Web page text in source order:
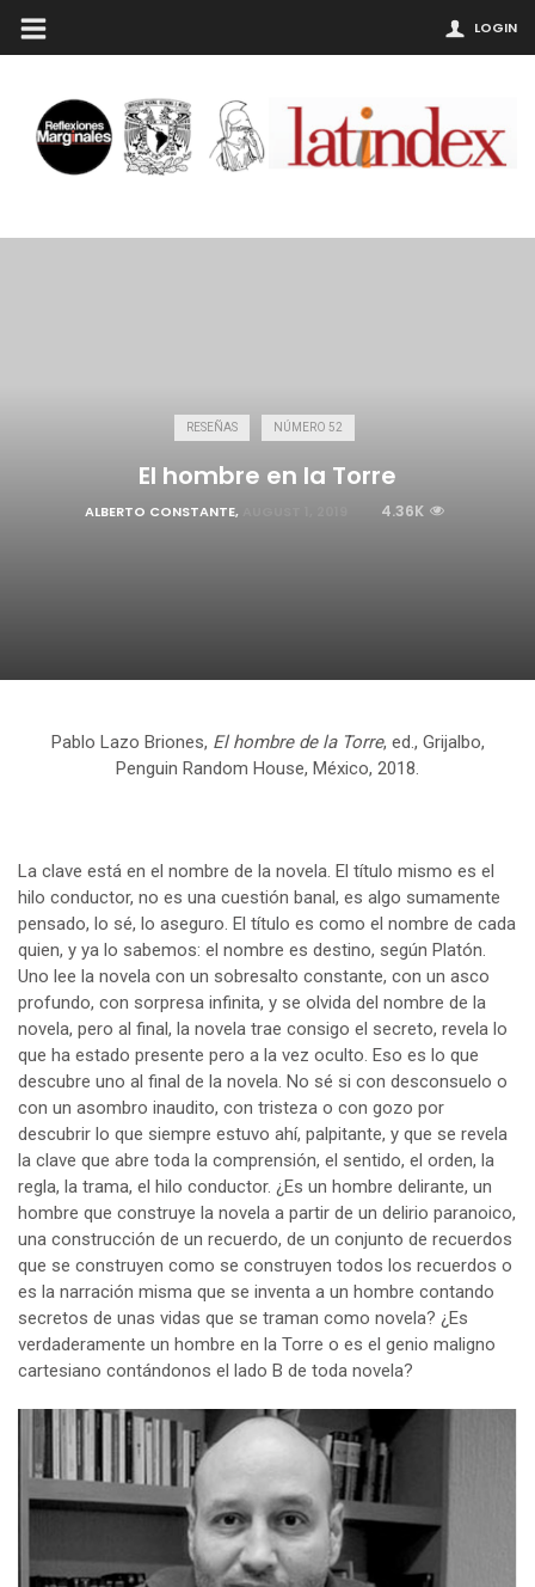
LOGIN
RESEÑAS NÚMERO 52
El hombre en la Torre
ALBERTO CONSTANTE, 4.36K
Pablo Lazo Briones, El hombre de la Torre, ed., Grijalbo,
Penguin Random House, México, 2018.
La clave está en el nombre de la novela. El título mismo es el
hilo conductor, no es una cuestión banal, es algo sumamente
pensado, lo sé, lo aseguro. El título es como el nombre de cada
quien, y ya lo sabemos: el nombre es destino, según Platón.
Uno lee la novela con un sobresalto constante, con un asco
profundo, con sorpresa infinita, y se olvida del nombre de la
novela, pero al final, la novela trae consigo el secreto, revela lo
que ha estado presente pero a la vez oculto. Eso es lo que
descubre uno al final de la novela. No sé si con desconsuelo o
con un asombro inaudito, con tristeza o con gozo por
descubrir lo que siempre estuvo ahí, palpitante, y que se revela
la clave que abre toda la comprensión, el sentido, el orden, la
regla, la trama, el hilo conductor. ¿Es un hombre delirante, un
hombre que construye la novela a partir de un delirio paranoico,
una construcción de un recuerdo, de un conjunto de recuerdos
que se construyen como se construyen todos los recuerdos o
es la narración misma que se inventa a un hombre contando
secretos de unas vidas que se traman como novela? ¿Es
verdaderamente un hombre en la Torre o es el genio maligno
cartesiano contándonos el lado B de toda novela?